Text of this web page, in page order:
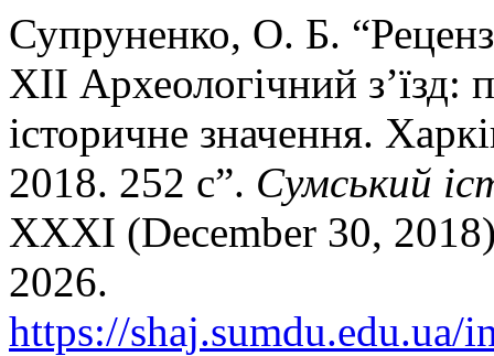
Супруненко, О. Б.
ХІІ Археологічний з’їзд:
історичне значення.
2018. 252 с”. Сумський
XXXI (December 30,
2026.
https://